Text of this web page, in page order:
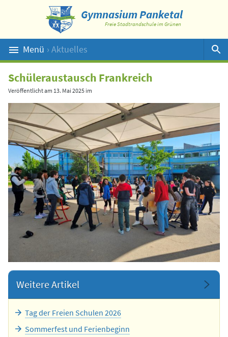
Gymnasium Panketal
Freie Stadtrandschule im Grünen
Menü › Aktuelles
Suche
Schüleraustausch Frankreich
Veröffentlicht am 13. Mai 2025 im
Weitere Artikel
Tag der Freien Schulen 2026
Sommerfest und Ferienbeginn